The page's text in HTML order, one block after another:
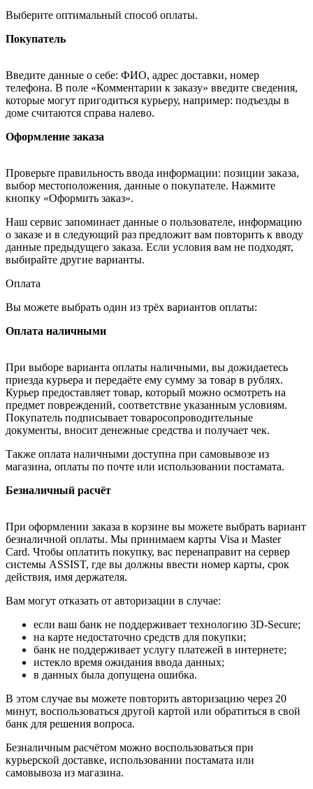
Выберите оптимальный способ оплаты.
Покупатель
Введите данные о себе: ФИО, адрес доставки, номер
телефона. В поле «Комментарии к заказу» введите сведения,
которые могут пригодиться курьеру, например: подъезды в
доме считаются справа налево.
Оформление заказа
Проверьте правильность ввода информации: позиции заказа,
выбор местоположения, данные о покупателе. Нажмите
кнопку «Оформить заказ».
Наш сервис запоминает данные о пользователе, информацию
о заказе и в следующий раз предложит вам повторить к вводу
данные предыдущего заказа. Если условия вам не подходят,
выбирайте другие варианты.
Оплата
Вы можете выбрать один из трёх вариантов оплаты:
Оплата наличными
При выборе варианта оплаты наличными, вы дожидаетесь
приезда курьера и передаёте ему сумму за товар в рублях.
Курьер предоставляет товар, который можно осмотреть на
предмет повреждений, соответствие указанным условиям.
Покупатель подписывает товаросопроводительные
документы, вносит денежные средства и получает чек.
Также оплата наличными доступна при самовывозе из
магазина, оплаты по почте или использовании постамата.
Безналичный расчёт
При оформлении заказа в корзине вы можете выбрать вариант
безналичной оплаты. Мы принимаем карты Visa и Master
Card. Чтобы оплатить покупку, вас перенаправит на сервер
системы ASSIST, где вы должны ввести номер карты, срок
действия, имя держателя.
Вам могут отказать от авторизации в случае:
если ваш банк не поддерживает технологию 3D-Secure;
на карте недостаточно средств для покупки;
банк не поддерживает услугу платежей в интернете;
истекло время ожидания ввода данных;
в данных была допущена ошибка.
В этом случае вы можете повторить авторизацию через 20
минут, воспользоваться другой картой или обратиться в свой
банк для решения вопроса.
Безналичным расчётом можно воспользоваться при
курьерской доставке, использовании постамата или
самовывоза из магазина.